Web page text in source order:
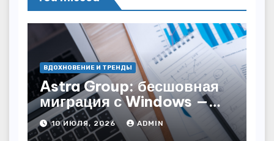
ВДОХНОВЕНИЕ И ТРЕНДЫ
Astra Group: бесшовная
миграция с Windows —
как сохранить бизнес-
непрерывность
10 ИЮЛЯ, 2026 ADMIN